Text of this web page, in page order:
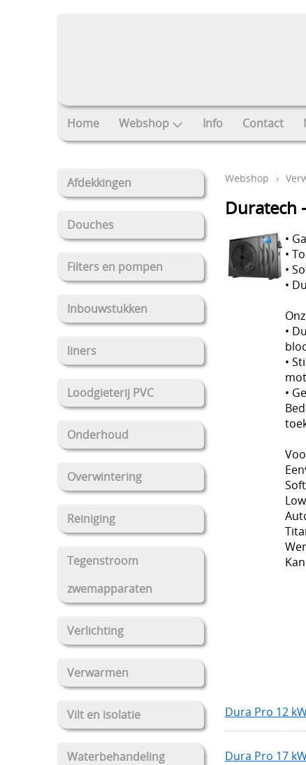
Home Webshop Info Contact
Afdekkingen
Douches
Filters en pompen
Inbouwstukken
liners
Loodgieterij PVC
Onderhoud
Overwintering
Reiniging
Tegenstroom
zwemapparaten
Verlichting
Verwarmen
Vilt en isolatie
Waterbehandeling
Webshop ›
Duratech
•
•
•
•
•
•
•
Dura Pro 12
Dura Pro 17